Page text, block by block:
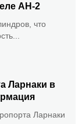
АН-2
что
Ларнаки в
Ларнаки